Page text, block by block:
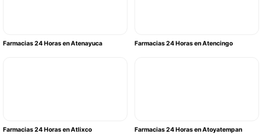
Farmacias 24 Horas en Atenayuca Farmacias 24 Horas en Atencingo
Farmacias 24 Horas en Atlixco Farmacias 24 Horas en Atoyatempan